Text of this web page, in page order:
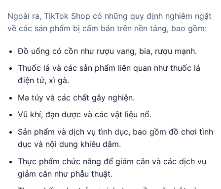
Ngoài ra, TikTok Shop có những quy định nghiêm ngặt
về các sản phẩm bị cấm bán trên nền tảng, bao gồm:
Đồ uống có cồn như rượu vang, bia, rượu mạnh.
Thuốc lá và các sản phẩm liên quan như thuốc lá
điện tử, xì gà.
Ma túy và các chất gây nghiện.
Vũ khí, đạn dược và các vật liệu nổ.
Sản phẩm và dịch vụ tình dục, bao gồm đồ chơi tình
dục và nội dung khiêu dâm.
Thực phẩm chức năng để giảm cân và các dịch vụ
giảm cân như phẫu thuật.